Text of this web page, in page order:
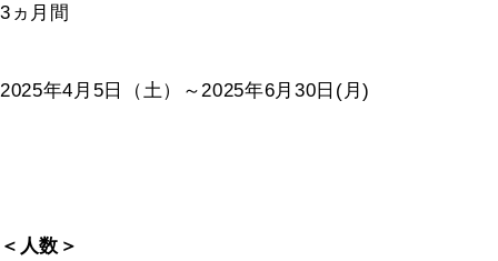
3 ヵ月間
2025年4 月 5 日（土）～2025年6月30 日 ( 月)
＜人数＞